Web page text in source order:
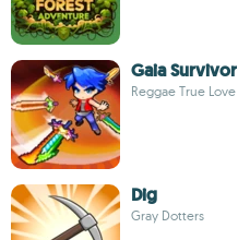
Gaia Survivor
Reggae True Love
Dig
Gray Dotters